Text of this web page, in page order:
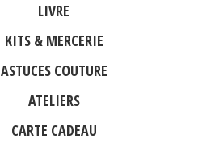
LIVRE
KITS & MERCERIE
ASTUCES COUTURE
ATELIERS
CARTE CADEAU